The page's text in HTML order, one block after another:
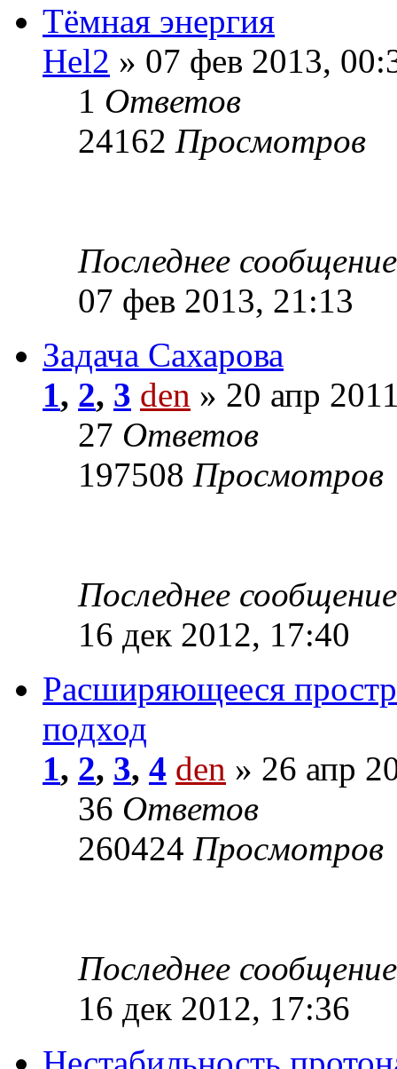
Тёмная энергия
Hel2 » 07 фев 2013,
1 Ответов
24162 Просмотров
Последнее
07 фев 2013, 21:13
Задача Сахарова
1, 2, 3 den » 20 апр
27 Ответов
197508 Просмотров
Последнее
16 дек 2012, 17:40
Расширяющееся
подход
1, 2, 3, 4 den » 26 апр
36 Ответов
260424 Просмотров
Последнее
16 дек 2012, 17:36